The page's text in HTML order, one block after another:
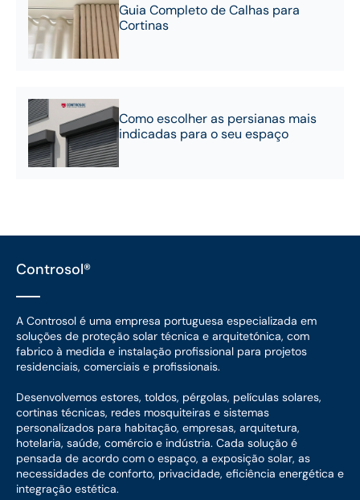
Guia Completo de Calhas para
Cortinas
Como escolher as persianas mais
indicadas para o seu espaço
Controsol®
A Controsol é uma empresa portuguesa especializada em
soluções de proteção solar técnica e arquitetónica, com
fabrico à medida e instalação profissional para projetos
residenciais, comerciais e profissionais.
Desenvolvemos estores, toldos, pérgolas, películas solares,
cortinas técnicas, redes mosquiteiras e sistemas
personalizados para habitação, empresas, arquitetura,
hotelaria, saúde, comércio e indústria. Cada solução é
pensada de acordo com o espaço, a exposição solar, as
necessidades de conforto, privacidade, eficiência energética e
integração estética.